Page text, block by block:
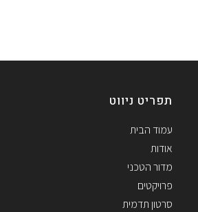
תפריט ניווט
עמוד הבית
אודות
מדור הטכני
פרויקטים
סרטון תדמית